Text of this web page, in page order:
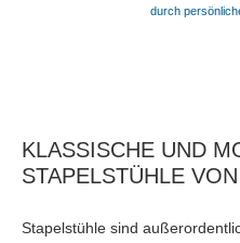
durch
KLASSISCHE UND
STAPELSTÜHLE
Stapelstühle sind